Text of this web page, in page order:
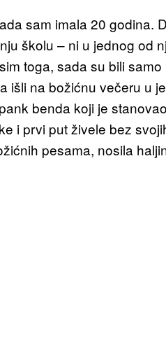
sam imala 20 godina.
školu – ni u jednog od
toga, sada su bili
išli na božićnu večeru u
benda koji je
i prvi put živele bez
pesama, nosila